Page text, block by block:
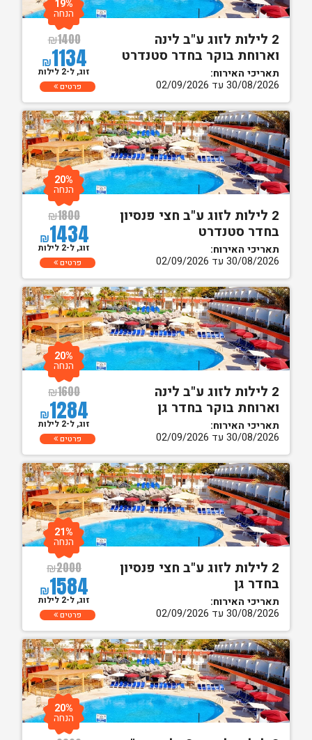
2 לילות לזוג ע"ב לינה
וארוחת בוקר בחדר סטנדרט
תאריכי האירוח:
30/08/2026 עד 02/09/2026
₪1400
₪1134
19%
הנחה
זוג, ל-2 לילות
פרטים
2 לילות לזוג ע"ב חצי פנסיון
בחדר סטנדרט
תאריכי האירוח:
30/08/2026 עד 02/09/2026
₪1800
₪1434
20%
הנחה
זוג, ל-2 לילות
פרטים
2 לילות לזוג ע"ב לינה
וארוחת בוקר בחדר גן
תאריכי האירוח:
30/08/2026 עד 02/09/2026
₪1600
₪1284
20%
הנחה
זוג, ל-2 לילות
פרטים
2 לילות לזוג ע"ב חצי פנסיון
בחדר גן
תאריכי האירוח:
30/08/2026 עד 02/09/2026
₪2000
₪1584
21%
הנחה
זוג, ל-2 לילות
פרטים
20%
הנחה